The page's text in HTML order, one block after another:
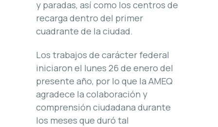
y paradas, así como los centros de
recarga dentro del primer
cuadrante de la ciudad.
Los trabajos de carácter federal
iniciaron el lunes 26 de enero del
presente año, por lo que la AMEQ
agradece la colaboración y
comprensión ciudadana durante
los meses que duró tal